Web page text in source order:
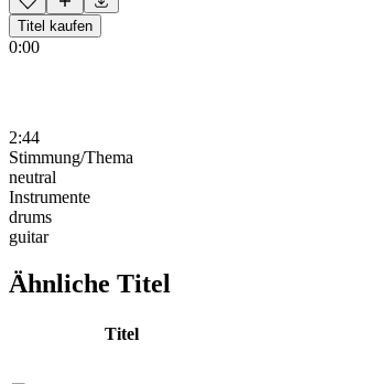
Titel kaufen
0:00
2:44
Stimmung/Thema
neutral
Instrumente
drums
guitar
Ähnliche Titel
Titel